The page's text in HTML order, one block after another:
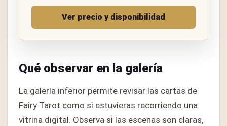
Ver precio y disponibilidad
Qué observar en la galería
La galería inferior permite revisar las cartas de
Fairy Tarot como si estuvieras recorriendo una
vitrina digital. Observa si las escenas son claras,